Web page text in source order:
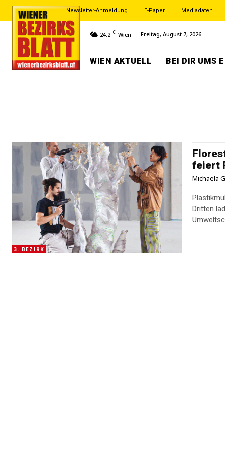
Newsletter-Anmeldung E-Paper Mediadaten
24.2 C Wien Freitag, August 7, 2026
WIEN AKTUELL BEI DIR UMS
3. BEZIRK
feiert
Michaela
Dritten